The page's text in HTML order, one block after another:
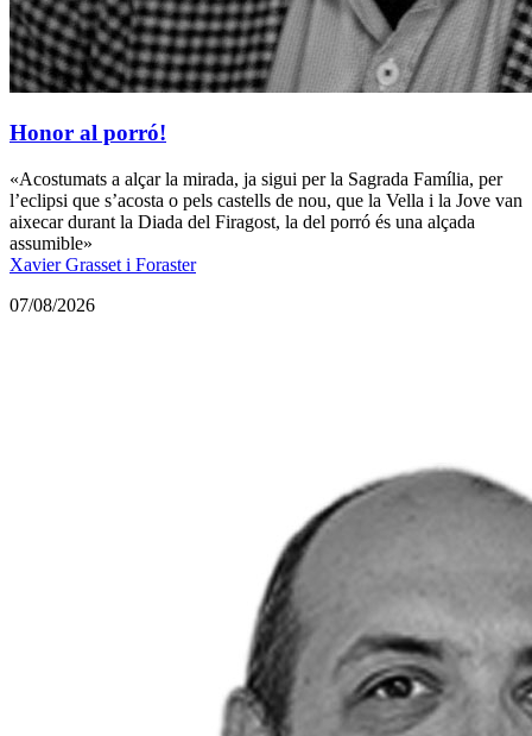
Honor al porró!
«Acostumats a alçar la mirada, ja sigui per la Sagrada Família, per
l’eclipsi que s’acosta o pels castells de nou, que la Vella i la Jove van
aixecar durant la Diada del Firagost, la del porró és una alçada
assumible»
Xavier Grasset i Foraster
07/08/2026